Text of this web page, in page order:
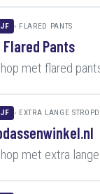
FLARED PANTS
Flared Pants
met flared
EXTRA LANGE
met extra